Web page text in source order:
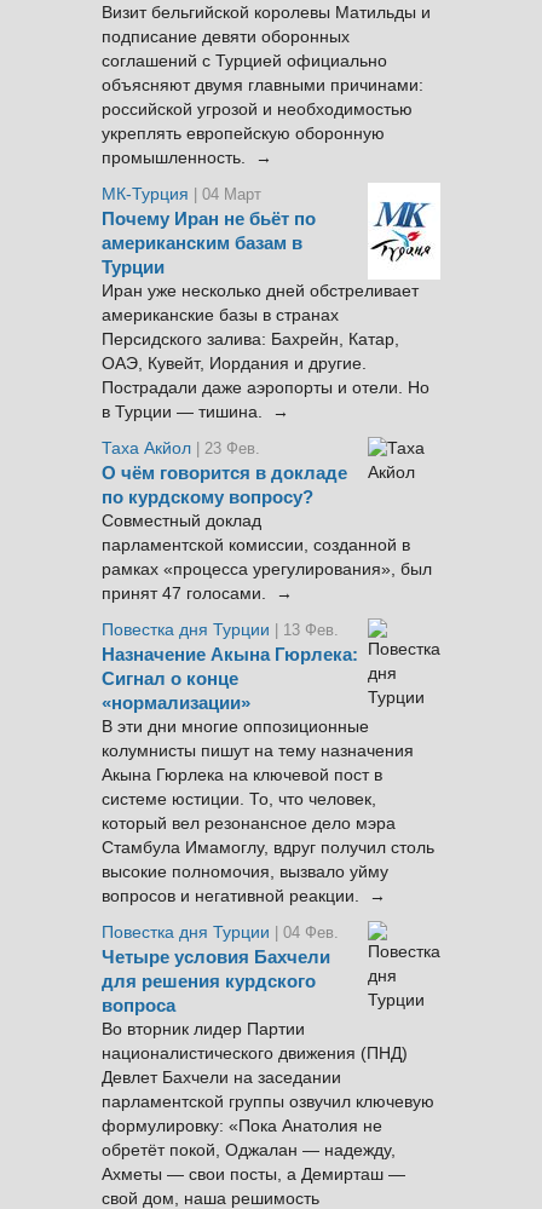
Визит бельгийской королевы Матильды и
подписание девяти оборонных
соглашений с Турцией официально
объясняют двумя главными причинами:
российской угрозой и необходимостью
укреплять европейскую оборонную
промышленность. →
МК-Турция
| 04 Март
Почему Иран не бьёт по
американским базам в
Турции
Иран уже несколько дней обстреливает
американские базы в странах
Персидского залива: Бахрейн, Катар,
ОАЭ, Кувейт, Иордания и другие.
Пострадали даже аэропорты и отели. Но
в Турции — тишина. →
Таха Акйол | 23 Фев.
О чём говорится в докладе
по курдскому вопросу?
Совместный доклад
парламентской комиссии, созданной в
рамках «процесса урегулирования», был
принят 47 голосами. →
Повестка дня Турции
| 13 Фев.
Назначение Акына Гюрлека:
Сигнал о конце
«нормализации»
В эти дни многие оппозиционные
колумнисты пишут на тему назначения
Акына Гюрлека на ключевой пост в
системе юстиции. То, что человек,
который вел резонансное дело мэра
Стамбула Имамоглу, вдруг получил столь
высокие полномочия, вызвало уйму
вопросов и негативной реакции. →
Повестка дня Турции
| 04 Фев.
Четыре условия Бахчели
для решения курдского
вопроса
Во вторник лидер Партии
националистического движения (ПНД)
Девлет Бахчели на заседании
парламентской группы озвучил ключевую
формулировку: «Пока Анатолия не
обретёт покой, Оджалан — надежду,
Ахметы — свои посты, а Демирташ —
свой дом, наша решимость